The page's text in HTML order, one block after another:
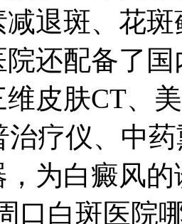
退斑、花
院还配备了
皮肤CT、
治疗仪、中
为白癜风
口白斑医院